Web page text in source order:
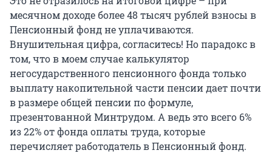
месячном доходе более 48 тысяч рублей взносы в
Пенсионный фонд не уплачиваются.
Внушительная цифра, согласитесь! Но парадокс в
том, что в моем случае калькулятор
негосударственного пенсионного фонда только
выплату накопительной части пенсии дает почти
в размере общей пенсии по формуле,
презентованной Минтрудом. А ведь это всего 6%
из 22% от фонда оплаты труда, которые
перечисляет работодатель в Пенсионный фонд.